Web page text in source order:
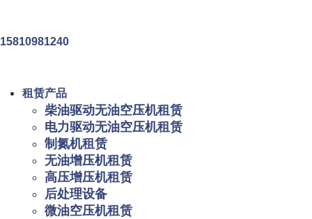
15810981240
租赁产品
柴油驱动无油空压机租赁
电力驱动无油空压机租赁
制氮机租赁
无油增压机租赁
高压增压机租赁
后处理设备
微油空压机租赁